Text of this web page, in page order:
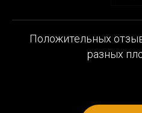
Положительных
разных